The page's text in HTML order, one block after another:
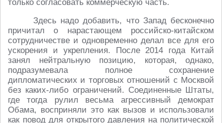
только согласовать коммерческую часть.
Здесь надо добавить, что Запад бесконечно
причитал о нарастающем российско-китайском
сотрудничестве и одновременно делал все для его
ускорения и укрепления. После 2014 года Китай
занял нейтральную позицию, которая, однако,
подразумевала полное сохранение
дипломатических и торговых отношений с Москвой
без каких-либо ограничений. Соединенные Штаты,
где тогда рулил весьма агрессивный демократ
Обама, восприняли это как вызов и использовали
как повод для открытого давления на политической